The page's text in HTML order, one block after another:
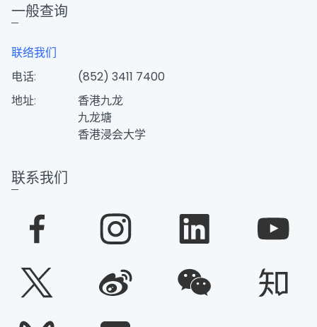
一般查询
联络我们
电话:
(852) 3411 7400
地址:
香港九龙
九龙塘
香港浸会大学
联系我们